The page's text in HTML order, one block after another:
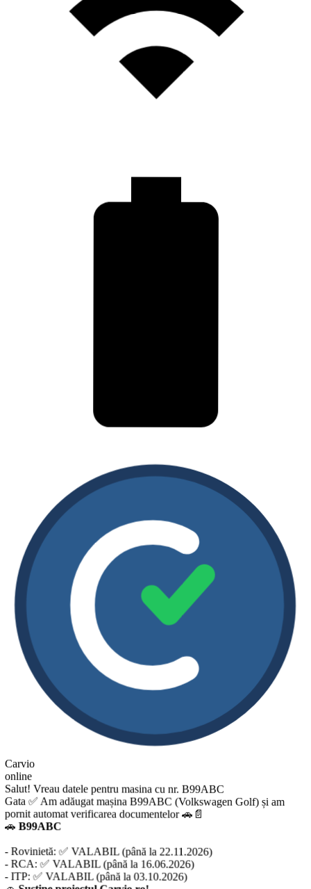
Vreau datele pentru masina cu nr. B99ABC
✅ Am adăugat mașina B99ABC (Volkswagen Golf) și am
automat verificarea documentelor 🚗📄
B99ABC
Rovinietă: ✅ VALABIL (până la 22.11.2026)
RCA: ✅ VALABIL (până la 16.06.2026)
ITP: ✅ VALABIL (până la 03.10.2026)
Susține proiectul Carvio.ro!